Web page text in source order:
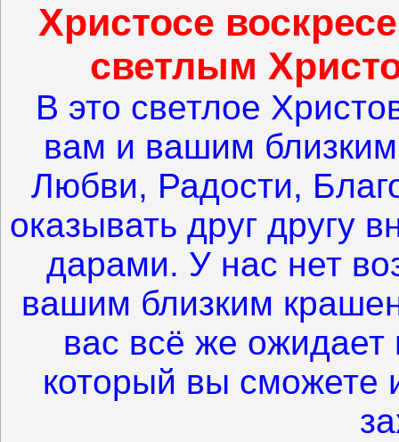
Христосе
светлым
В это светлое
вам и вашим
Любви, Радости,
оказывать друг другу
дарами. У нас нет
вашим близким
вас всё же
который вы сможете